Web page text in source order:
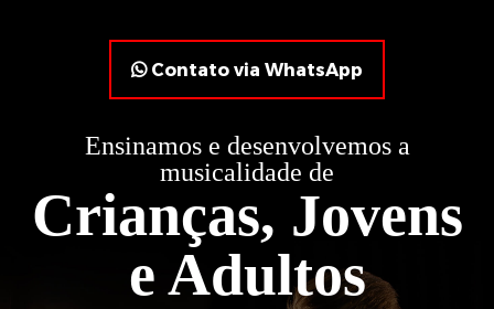
Contato via WhatsApp
Ensinamos e desenvolvemos a
musicalidade de
Crianças, Jovens
e Adultos